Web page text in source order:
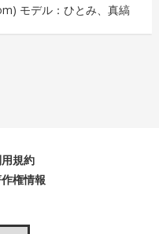
モデル：ひとみ、真縞
規約
権情報